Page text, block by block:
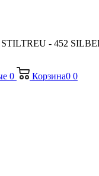
- 452
0 Корзина0 0